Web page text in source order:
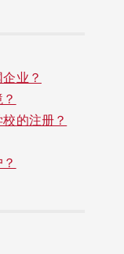
业？
的注册？